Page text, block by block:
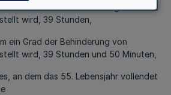
ein Grad der Behinderung von
wird, 39 Stunden,
ein Grad der Behinderung von
wird, 39 Stunden und 50 Minuten,
an dem das 55. Lebensjahr vollendet